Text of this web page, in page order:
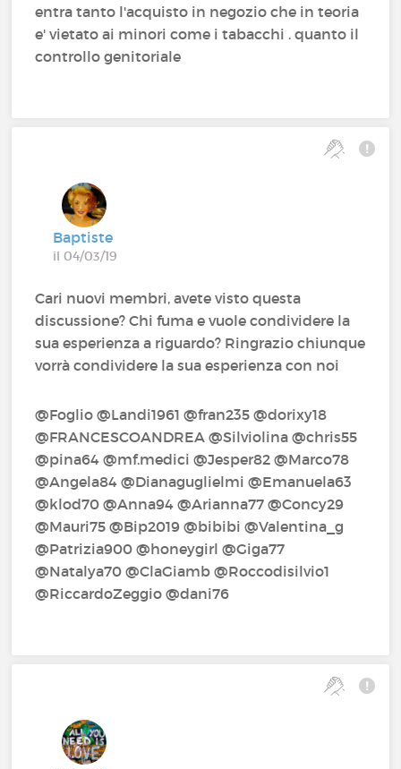
entra tanto l'acquisto in negozio che in teoria
e' vietato ai minori come i tabacchi . quanto il
controllo genitoriale
Baptiste
il 04/03/19
Cari nuovi membri, avete visto questa
discussione? Chi fuma e vuole condividere la
sua esperienza a riguardo? Ringrazio chiunque
vorrà condividere la sua esperienza con noi
@Foglio‍ @Landi1961‍ @fran235‍ @dorixy18‍
@FRANCESCOANDREA‍ @Silviolina‍ @chris55‍
@pina64‍ @mf.medici‍ @Jesper82‍ @Marco78‍
@Angela84‍ @Dianaguglielmi‍ @Emanuela63‍
@klod70‍ @Anna94‍ @Arianna77‍ @Concy29‍
@Mauri75‍ @Bip2019‍ @bibibi‍ @Valentina_g‍
@Patrizia900‍ @honeygirl‍ @Giga77‍
@Natalya70‍ @ClaGiamb‍ @Roccodisilvio1‍
@RiccardoZeggio‍ @dani76‍